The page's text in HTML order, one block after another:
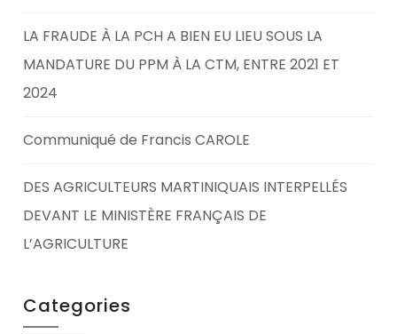
LA FRAUDE À LA PCH A BIEN EU LIEU SOUS LA
MANDATURE DU PPM À LA CTM, ENTRE 2021 ET
2024
Communiqué de Francis CAROLE
DES AGRICULTEURS MARTINIQUAIS INTERPELLÉS
DEVANT LE MINISTÈRE FRANÇAIS DE
L’AGRICULTURE
Categories